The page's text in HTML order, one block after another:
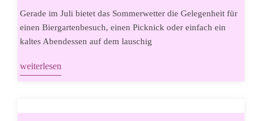
Gerade im Juli bietet das Sommerwetter die Gelegenheit für
einen Biergartenbesuch, einen Picknick oder einfach ein
kaltes Abendessen auf dem lauschig
weiterlesen